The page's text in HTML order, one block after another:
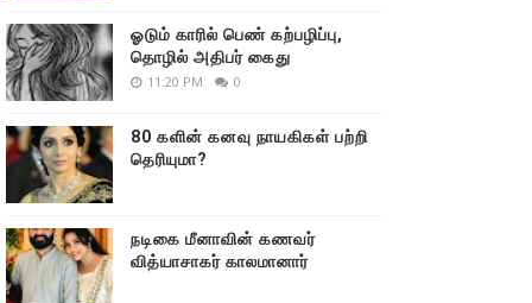
ஓடும் காரில் பெண் கற்பழிப்பு,
தொழில் அதிபர் கைது
11:20 PM 0
80 களின் கனவு நாயகிகள் பற்றி
தெரியுமா?
நடிகை மீனாவின் கணவர்
வித்யாசாகர் காலமானார்